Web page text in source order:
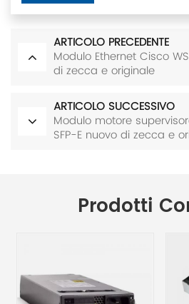
ARTICOLO PRECEDENTE
Modulo Ethernet Cisco
di zecca e originale
ARTICOLO SUCCESSIVO
Modulo motore
SFP-E nuovo di zecca e
Prodotti